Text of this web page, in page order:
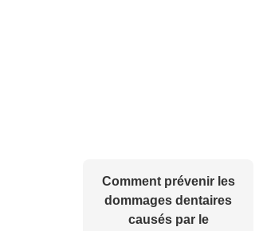
Comment prévenir les
dommages dentaires
causés par le